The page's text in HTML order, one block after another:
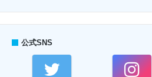
公式SNS